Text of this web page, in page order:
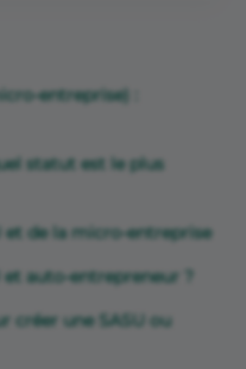
entreprise) :
statut est le plus
et de la micro-entreprise
et auto-entrepreneur ?
créer une SASU ou